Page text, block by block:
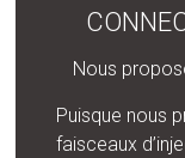
Nous
Puisque nous
faisceaux